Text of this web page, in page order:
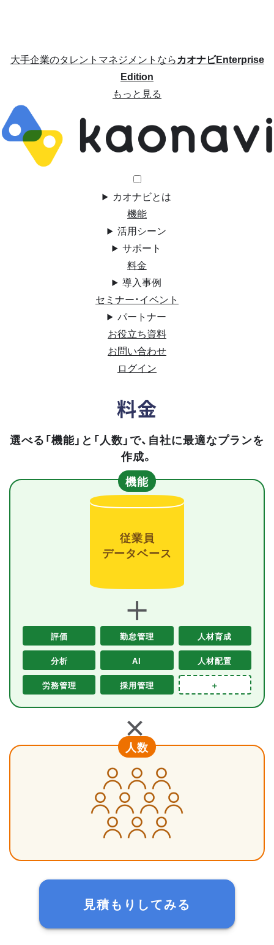
大手企業のタレントマネジメントならカオナビEnterprise
Edition
もっと見る
カオナビとは
機能
活用シーン
サポート
料金
導入事例
セミナー・イベント
パートナー
お役立ち資料
お問い合わせ
ログイン
料金
選べる「機能」と「人数」で、自社に最適なプランを
作成。
機能
従業員
データベース
＋
評価 勤怠管理 人材育成
分析 AI 人材配置
労務管理 採用管理 ＋
＋
人数
見積もりしてみる